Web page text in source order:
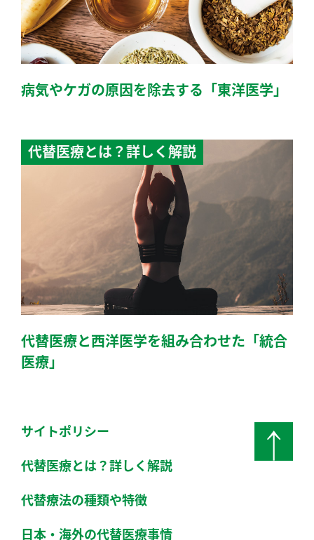
病気やケガの原因を除去する「東洋医学」
代替医療とは？詳しく解説
代替医療と西洋医学を組み合わせた「統合
医療」
サイトポリシー
代替医療とは？詳しく解説
代替療法の種類や特徴
日本・海外の代替医療事情